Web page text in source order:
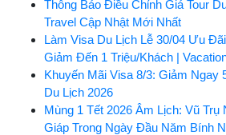
Thông Báo Điều Chỉnh Giá Tour
Travel Cập Nhật Mới Nhất
Làm Visa Du Lịch Lễ 30/04 Ưu
Giảm Đến 1 Triệu/Khách |
Khuyến Mãi Visa 8/3: Giảm Ngay
Du Lịch 2026
Mùng 1 Tết 2026 Âm Lịch: Vũ Trụ
Giáp Trong Ngày Đầu Năm Bính